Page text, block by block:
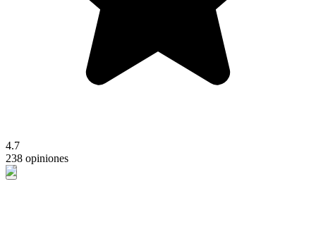
4.7
238 opiniones